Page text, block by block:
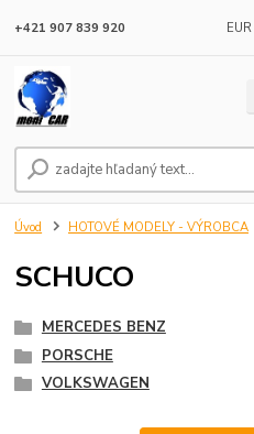
EUR
+421 907 839 920
Úvod HOTOVÉ MODELY - VÝROBCA
SCHUCO
MERCEDES BENZ
PORSCHE
VOLKSWAGEN